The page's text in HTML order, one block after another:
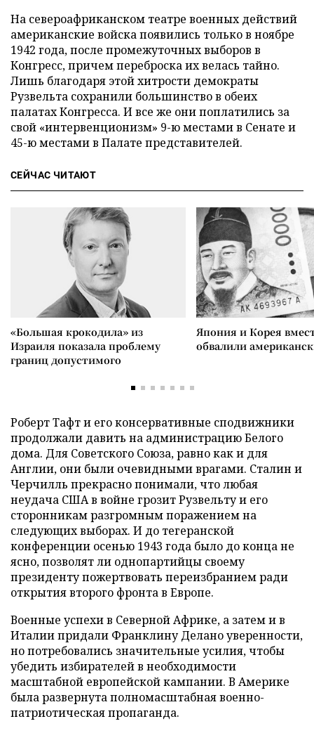
На североафриканском театре военных действий
американские войска появились только в ноябре
1942 года, после промежуточных выборов в
Конгресс, причем переброска их велась тайно.
Лишь благодаря этой хитрости демократы
Рузвельта сохранили большинство в обеих
палатах Конгресса. И все же они поплатились за
свой «интервенционизм» 9-ю местами в Сенате и
45-ю местами в Палате представителей.
СЕЙЧАС ЧИТАЮТ
«Большая крокодила» из
Израиля показала проблему
границ допустимого
Япония и Корея
обвалили
Роберт Тафт и его консервативные сподвижники
продолжали давить на администрацию Белого
дома. Для Советского Союза, равно как и для
Англии, они были очевидными врагами. Сталин и
Черчилль прекрасно понимали, что любая
неудача США в войне грозит Рузвельту и его
сторонникам разгромным поражением на
следующих выборах. И до тегеранской
конференции осенью 1943 года было до конца не
ясно, позволят ли однопартийцы своему
президенту пожертвовать переизбранием ради
открытия второго фронта в Европе.
Военные успехи в Северной Африке, а затем и в
Италии придали Франклину Делано уверенности,
но потребовались значительные усилия, чтобы
убедить избирателей в необходимости
масштабной европейской кампании. В Америке
была развернута полномасштабная военно-
патриотическая пропаганда.